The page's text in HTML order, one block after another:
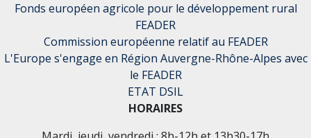
Fonds européen agricole pour le développement rural
FEADER
Commission européenne relatif au FEADER
L'Europe s'engage en Région Auvergne-Rhône-Alpes avec
le FEADER
ETAT DSIL
HORAIRES